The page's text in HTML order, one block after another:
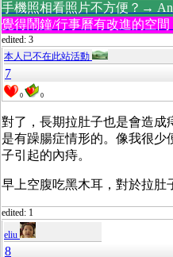
手機照相看照片不方便？→
覺得鬧鐘/行事曆有改進的空
edited: 3
本人已不在此站活動
7
0 0
對了，長期拉肚子也是會造成
是有躁腸症情形的。像我很少
子引起的內痔。
早上空腹吃黑木耳，對於拉肚
edited: 1
eliu
8